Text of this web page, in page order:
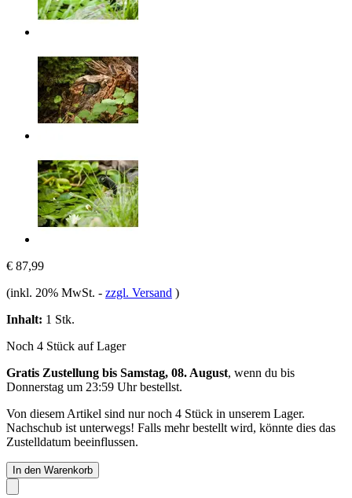
€ 87,99
(inkl. 20% MwSt. - zzgl. Versand )
Inhalt: 1 Stk.
Noch 4 Stück auf Lager
Gratis Zustellung bis Samstag, 08. August, wenn du bis
Donnerstag um 23:59 Uhrbestellst.
Von diesem Artikel sind nur noch 4 Stück in unserem Lager.
Nachschub ist unterwegs! Falls mehr bestellt wird, könnte dies das
Zustelldatum beeinflussen.
In den Warenkorb